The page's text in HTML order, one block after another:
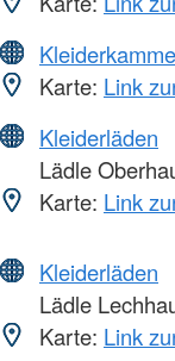
Karte: Link
Kleiderläden
Lädle
Karte: Link
Kleiderläden
Lädle
Karte: Link